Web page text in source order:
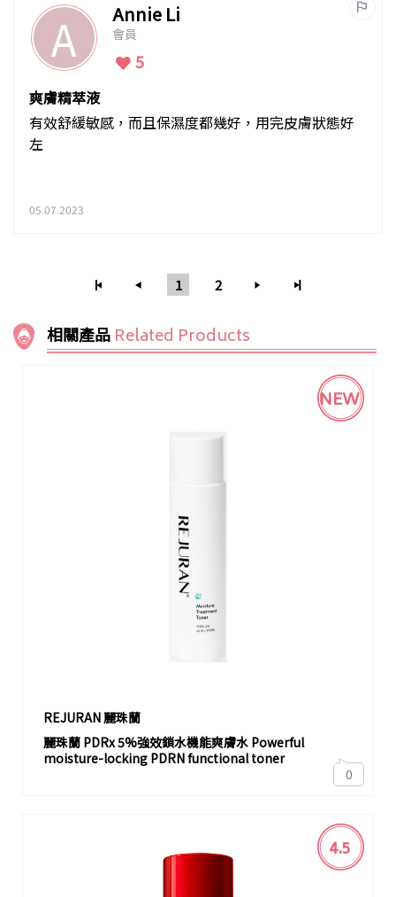
A Annie Li
會員
5
爽膚精萃液
有效舒緩敏感，而且保濕度都幾好，用完皮膚狀態好
左
05.07.2023
1 2
相關產品 Related Products
REJURAN 麗珠蘭
麗珠蘭 PDRx 5%強效鎖水機能爽膚水 Powerful
moisture-locking PDRN functional toner
NEW
0
4.5